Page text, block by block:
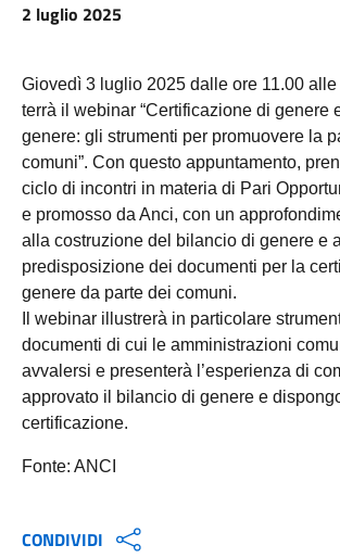
2 luglio 2025
Giovedì 3 luglio 2025 dalle ore 11.00 alle
terrà il webinar “Certificazione di genere
genere: gli strumenti per promuovere la
comuni”. Con questo appuntamento,
ciclo di incontri in materia di Pari
e promosso da Anci, con un
alla costruzione del bilancio di genere e
predisposizione dei documenti per la
genere da parte dei comuni.
Il webinar illustrerà in particolare
documenti di cui le amministrazioni
avvalersi e presenterà l’esperienza di
approvato il bilancio di genere e
certificazione.
Fonte: ANCI
CONDIVIDI